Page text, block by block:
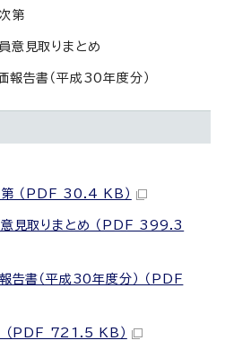
第
意見取りまとめ
報告書（平成30年度分）
（PDF 30.4 KB）
見取りまとめ （PDF 399.3
告書（平成30年度分） （PDF
（PDF 721.5 KB）